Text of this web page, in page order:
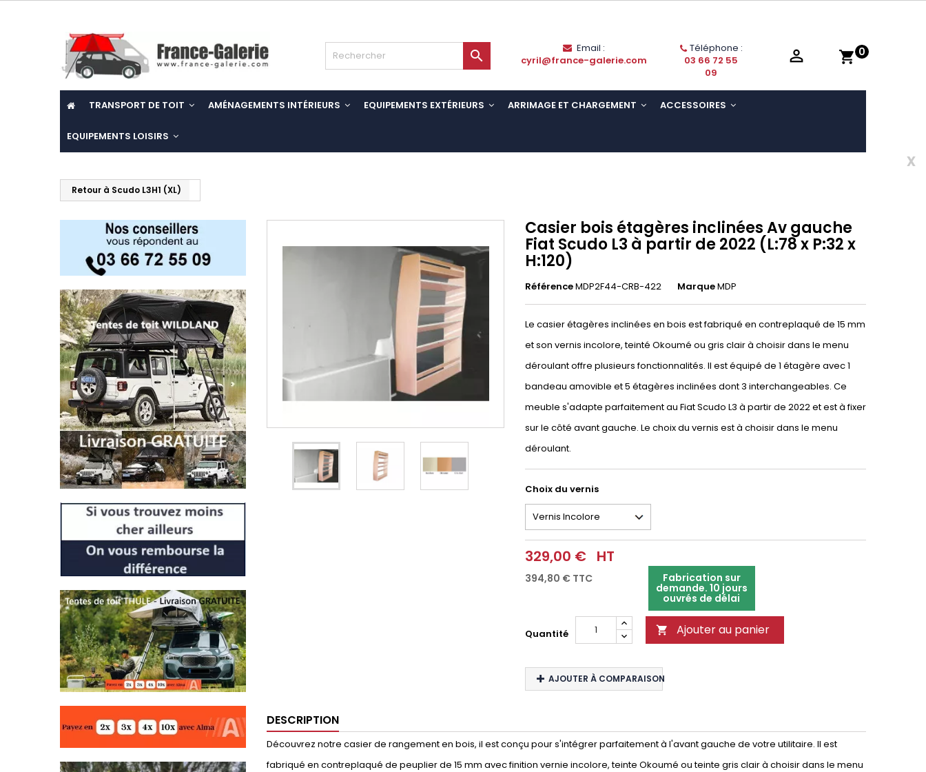
shopping_cart 0

Email :
cyril@france-galerie.com
Téléphone :
03 66 72 55
09

TRANSPORT DE TOIT AMÉNAGEMENTS INTÉRIEURS EQUIPEMENTS EXTÉRIEURS ARRIMAGE ET CHARGEMENT ACCESSOIRES
EQUIPEMENTS LOISIRS
x
Retour à Scudo L3H1 (XL)
Casier bois étagères inclinées Av gauche
Fiat Scudo L3 à partir de 2022 (L:78 x P:32 x
H:120)
RéférenceMDP2F44-CRB-422 MarqueMDP
Le casier étagères inclinées en bois est fabriqué en contreplaqué de 15 mm
et son vernis incolore, teinté Okoumé ou gris clair à choisir dans le menu
déroulant offre plusieurs fonctionnalités. Il est équipé de 1 étagère avec 1
bandeau amovible et 5 étagères inclinées dont 3 interchangeables. Ce
meuble s'adapte parfaitement au Fiat Scudo L3 à partir de 2022 et est à fixer
sur le côté avant gauche. Le choix du vernis est à choisir dans le menu
déroulant.
Choix du vernis
329,00 € HT
394,80 € TTC Fabrication sur
demande. 10 jours
ouvrés de délai
Quantité  Ajouter au panier
AJOUTER À COMPARAISON
DESCRIPTION
Découvrez notre casier de rangement en bois, il est conçu pour s'intégrer parfaitement à l'avant gauche de votre utilitaire. Il est
fabriqué en contreplaqué de peuplier de 15 mm avec finition vernie incolore, teinte Okoumé ou teinte gris clair à choisir dans le menu